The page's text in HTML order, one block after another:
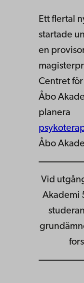
Ett flertal
startade
en
Centret
Åbo
planera
Åbo
Vid
Akademi